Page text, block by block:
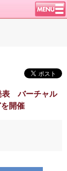
表 バーチャル
開催